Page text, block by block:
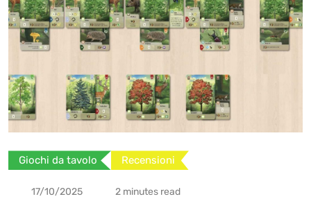
Giochi da tavolo Recensioni
17/10/2025 2 minutes read